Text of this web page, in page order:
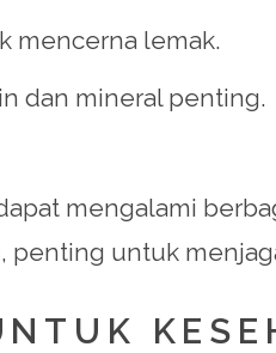
mencerna lemak.
dan mineral penting.
mengalami
penting untuk